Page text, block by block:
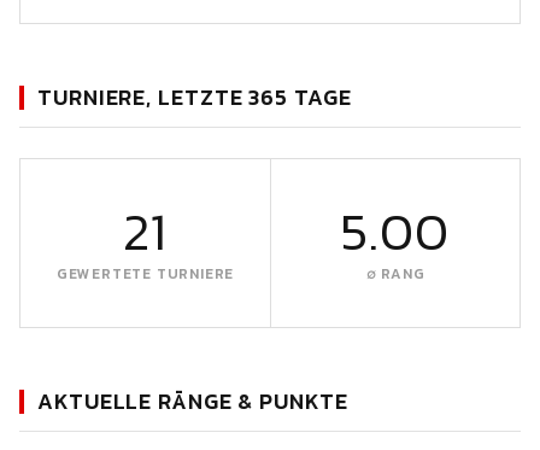
TURNIERE, LETZTE 365 TAGE
21
GEWERTETE TURNIERE
5.00
∅ RANG
AKTUELLE RÄNGE & PUNKTE